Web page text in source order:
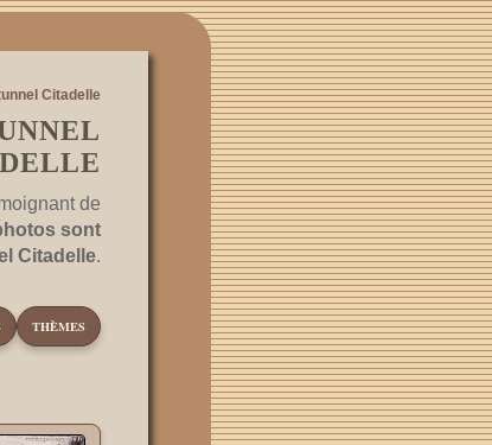
Citadelle
de
sont
Citadelle.
THÈMES